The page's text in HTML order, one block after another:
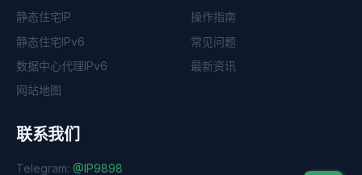
静态住宅IP
静态住宅IPv6
数据中心代理IPv6
网站地图
操作指南
常见问题
最新资讯
联系我们
Telegram: @IP9898